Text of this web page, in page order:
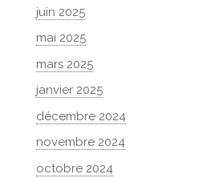
juin 2025
mai 2025
mars 2025
janvier 2025
décembre 2024
novembre 2024
octobre 2024